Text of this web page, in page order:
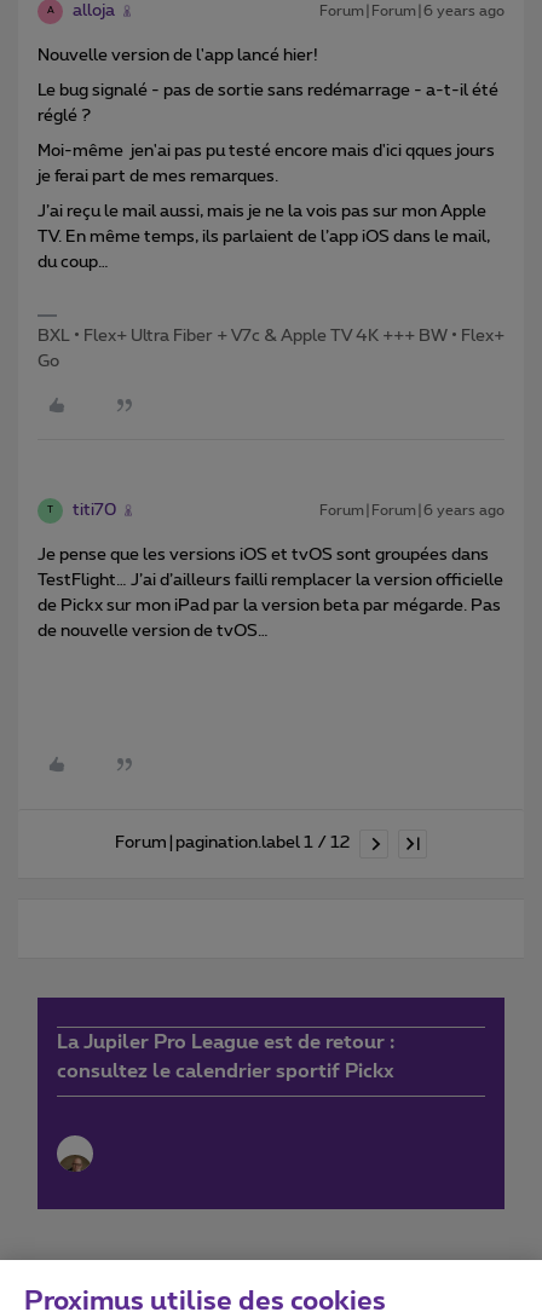
A alloja Forum|Forum|6 years ago
Nouvelle version de l'app lancé hier!
Le bug signalé - pas de sortie sans redémarrage - a-t-il été
réglé ?
Moi-même jen'ai pas pu testé encore mais d'ici qques jours
je ferai part de mes remarques.
J’ai reçu le mail aussi, mais je ne la vois pas sur mon Apple
TV. En même temps, ils parlaient de l’app iOS dans le mail,
du coup…
BXL • Flex+ Ultra Fiber + V7c & Apple TV 4K +++ BW • Flex+
Go
titi70 Forum|Forum|6 years ago
Je pense que les versions iOS et tvOS sont groupées dans
TestFlight… J’ai d’ailleurs failli remplacer la version officielle
de Pickx sur mon iPad par la version beta par mégarde. Pas
de nouvelle version de tvOS…
Forum|pagination.label 1 / 12
La Jupiler Pro League est de retour :
consultez le calendrier sportif Pickx
Proximus utilise des cookies